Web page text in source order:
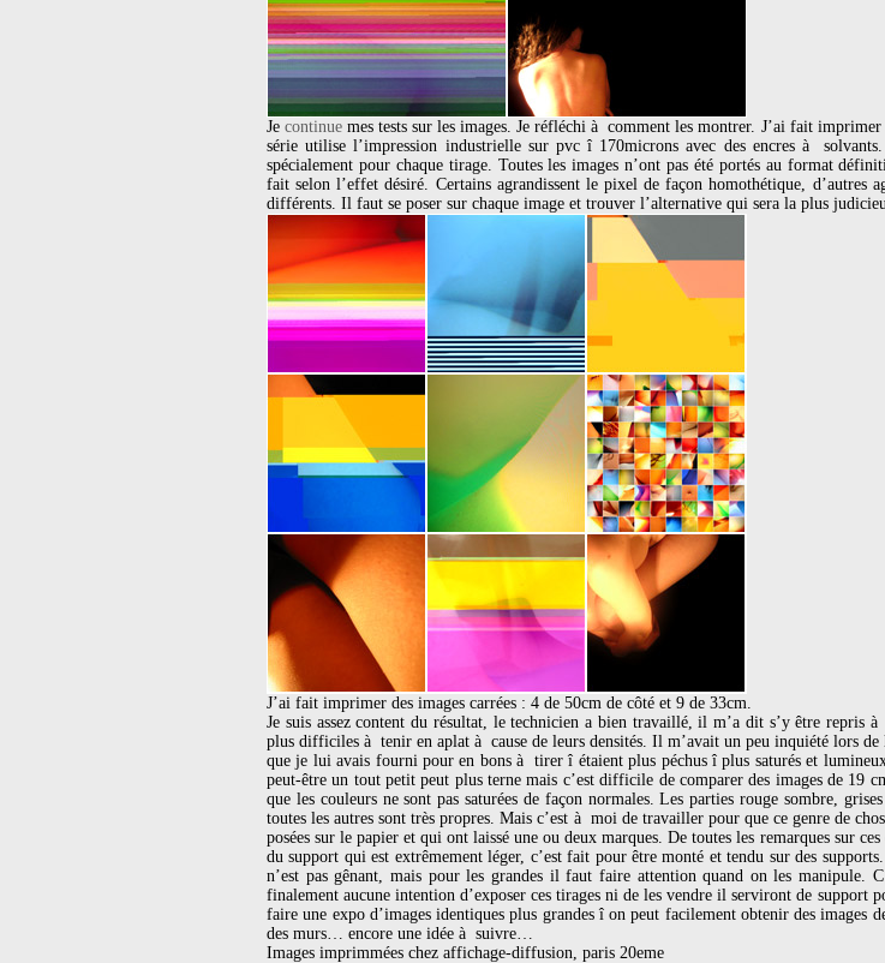
Jecontinue mes tests sur les images. Je réfléchi à comment les montrer. J’ai fait
série utilise l’impression industrielle sur pvc î 170microns avec des encres à
spécialement pour chaque tirage. Toutes les images n’ont pas été portés au format
fait selon l’effet désiré. Certains agrandissent le pixel de façon homothétique, d’autres
différents. Il faut se poser sur chaque image et trouver l’alternative qui sera la plus
J’ai fait imprimer des images carrées : 4 de 50cm de côté et 9 de 33cm.
Je suis assez content du résultat, le technicien a bien travaillé, il m’a dit s’y être repris
plus difficiles à tenir en aplat à cause de leurs densités. Il m’avait un peu inquiété lors de
que je lui avais fourni pour en bons à tirer î étaient plus péchus î plus saturés et
peut-être un tout petit peut plus terne mais c’est difficile de comparer des images de 19
que les couleurs ne sont pas saturées de façon normales. Les parties rouge sombre,
toutes les autres sont très propres. Mais c’est à moi de travailler pour que ce genre de
posées sur le papier et qui ont laissé une ou deux marques. De toutes les remarques sur
du support qui est extrêmement léger, c’est fait pour être monté et tendu sur des
n’est pas gênant, mais pour les grandes il faut faire attention quand on les manipule.
finalement aucune intention d’exposer ces tirages ni de les vendre il serviront de support
faire une expo d’images identiques plus grandes î on peut facilement obtenir des images
des murs… encore une idée à suivre…
Images imprimmées chez affichage-diffusion, paris 20eme